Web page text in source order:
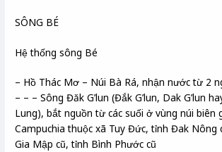
SÔNG BÉ
Hệ thống sông Bé
– Hồ Thác Mơ – Núi Bà Rá, nhận nước từ 2
– – – Sông Đăk G’lun (Đắk G’lun, Dak G’lun
Lung), bắt nguồn từ các suối ở vùng núi biên
Campuchia thuộc xã Tuy Đức, tỉnh Đak Nông
Gia Mập cũ, tỉnh Bình Phước cũ